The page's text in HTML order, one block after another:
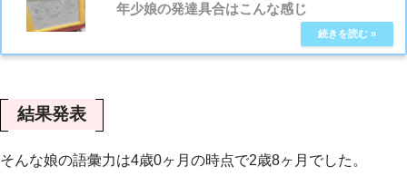
年少娘の発達具合はこんな感じ
結果発表
そんな娘の語彙力は4歳0ヶ月の時点で2歳8ヶ月でした。